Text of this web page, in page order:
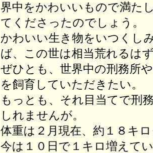
界中をかわいいもので満た
てくださったのでしょう。
かわいい生き物をいつくし
ば、この世は相当荒れるは
ぜひとも、世界中の刑務所
を飼育していただきたい。
もっとも、それ目当てで刑
しれませんが。
体重は２月現在、約１８キ
今は１０日で１キロ増えて